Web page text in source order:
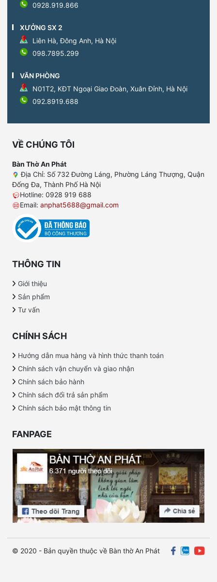
0928.919.866
XƯỞNG SX 2
Liên Hà, Đông Anh, Hà Nội
098.7895.299
VĂN PHÒNG
N01T2, KĐT Ngoại Giao Đoàn, Xuân Đỉnh, Hà Nội
092.8919.688
VỀ CHÚNG TÔI
Bàn Thờ An Phát
Địa Chỉ: Số 732 Đường Láng, Phường Láng Thượng, Quận
Đống Đa, Thành Phố Hà Nội
Hotline: 0928 919 688
Email: anphat5688@gmail.com
THÔNG TIN
Giới thiệu
Sản phẩm
Tư vấn
CHÍNH SÁCH
Hướng dẫn mua hàng và hình thức thanh toán
Chính sách vận chuyển và giao nhận
Chính sách bảo hành
Chính sách đổi trả sản phẩm
Chính sách bảo mật thông tin
FANPAGE
© 2020 - Bản quyền thuộc về Bàn thờ An Phát